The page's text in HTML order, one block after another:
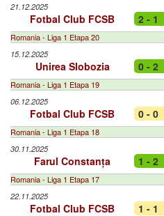
21.12.2025
Fotbal Club FCSB 2 - 1
Romania - Liga 1 Etapa 20
15.12.2025
Unirea Slobozia 0 - 2
Romania - Liga 1 Etapa 19
06.12.2025
Fotbal Club FCSB 0 - 0
Romania - Liga 1 Etapa 18
30.11.2025
Farul Constanța 1 - 2
Romania - Liga 1 Etapa 17
22.11.2025
Fotbal Club FCSB 1 - 1